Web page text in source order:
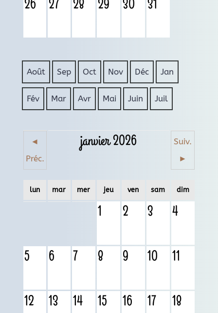
26 27 28 29 30 31
Août Sep Oct Nov Déc Jan
Fév Mar Avr Mai Juin Juil
◄
Préc.
janvier 2026
Suiv.
►
lun mar mer jeu ven sam dim
1 2 3 4
5 6 7 8 9 10 11
12 13 14 15 16 17 18